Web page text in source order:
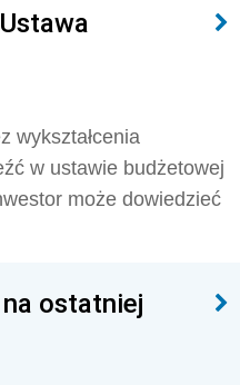
wykształcenia
w ustawie budżetowej
może dowiedzieć
na ostatniej